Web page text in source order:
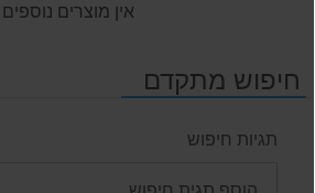
אין מוצרים נוספים
חיפוש מתקדם
תגיות חיפוש